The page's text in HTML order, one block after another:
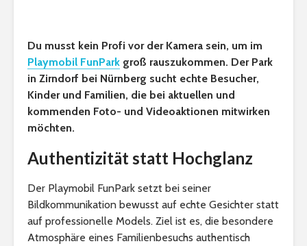
Du musst kein Profi vor der Kamera sein, um im
Playmobil FunPark groß rauszukommen. Der Park
in Zirndorf bei Nürnberg sucht echte Besucher,
Kinder und Familien, die bei aktuellen und
kommenden Foto- und Videoaktionen mitwirken
möchten.
Authentizität statt Hochglanz
Der Playmobil FunPark setzt bei seiner
Bildkommunikation bewusst auf echte Gesichter statt
auf professionelle Models. Ziel ist es, die besondere
Atmosphäre eines Familienbesuchs authentisch